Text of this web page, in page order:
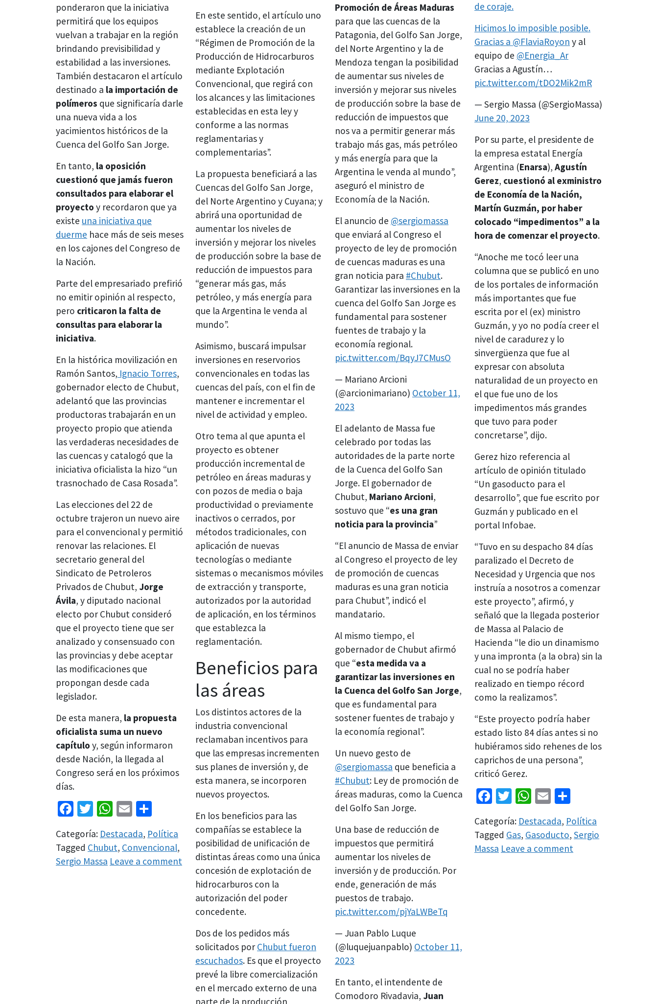
ponderaron que la iniciativa
permitirá que los equipos
vuelvan a trabajar en la región
brindando previsibilidad y
estabilidad a las inversiones.
También destacaron el artículo
destinado a la importación de
polímeros que significaría darle
una nueva vida a los
yacimientos históricos de la
Cuenca del Golfo San Jorge.
En tanto, la oposición
cuestionó que jamás fueron
consultados para elaborar el
proyecto y recordaron que ya
existe una iniciativa que
duerme hace más de seis meses
en los cajones del Congreso de
la Nación.
Parte del empresariado prefirió
no emitir opinión al respecto,
pero criticaron la falta de
consultas para elaborar la
iniciativa.
En la histórica movilización en
Ramón Santos, Ignacio Torres,
gobernador electo de Chubut,
adelantó que las provincias
productoras trabajarán en un
proyecto propio que atienda
las verdaderas necesidades de
las cuencas y catalogó que la
iniciativa oficialista la hizo “un
trasnochado de Casa Rosada”.
Las elecciones del 22 de
octubre trajeron un nuevo aire
para el convencional y permitió
renovar las relaciones. El
secretario general del
Sindicato de Petroleros
Privados de Chubut, Jorge
Ávila, y diputado nacional
electo por Chubut consideró
que el proyecto tiene que ser
analizado y consensuado con
las provincias y debe aceptar
las modificaciones que
propongan desde cada
legislador.
De esta manera, la propuesta
oficialista suma un nuevo
capítulo y, según informaron
desde Nación, la llegada al
Congreso será en los próximos
días.
Facebook
Twitter
WhatsApp
Email
Categoría: Destacada, Política
Tagged Chubut, Convencional,
Sergio Massa Leave a comment
En este sentido, el artículo uno
establece la creación de un
“Régimen de Promoción de la
Producción de Hidrocarburos
mediante Explotación
Convencional, que regirá con
los alcances y las limitaciones
establecidas en esta ley y
conforme a las normas
reglamentarias y
complementarias”.
La propuesta beneficiará a las
Cuencas del Golfo San Jorge,
del Norte Argentino y Cuyana; y
abrirá una oportunidad de
aumentar los niveles de
inversión y mejorar los niveles
de producción sobre la base de
reducción de impuestos para
“generar más gas, más
petróleo, y más energía para
que la Argentina le venda al
mundo”.
Asimismo, buscará impulsar
inversiones en reservorios
convencionales en todas las
cuencas del país, con el fin de
mantener e incrementar el
nivel de actividad y empleo.
Otro tema al que apunta el
proyecto es obtener
producción incremental de
petróleo en áreas maduras y
con pozos de media o baja
productividad o previamente
inactivos o cerrados, por
métodos tradicionales, con
aplicación de nuevas
tecnologías o mediante
sistemas o mecanismos móviles
de extracción y transporte,
autorizados por la autoridad
de aplicación, en los términos
que establezca la
reglamentación.
Beneficios para
las áreas
Los distintos actores de la
industria convencional
reclamaban incentivos para
que las empresas incrementen
sus planes de inversión y, de
esta manera, se incorporen
nuevos proyectos.
En los beneficios para las
compañías se establece la
posibilidad de unificación de
distintas áreas como una única
concesión de explotación de
hidrocarburos con la
autorización del poder
concedente.
Dos de los pedidos más
solicitados por Chubut fueron
escuchados. Es que el proyecto
prevé la libre comercialización
en el mercado externo de una
parte de la producción
Promoción de Áreas Maduras
para que las cuencas de la
Patagonia, del Golfo San Jorge,
del Norte Argentino y la de
Mendoza tengan la posibilidad
de aumentar sus niveles de
inversión y mejorar sus niveles
de producción sobre la base de
reducción de impuestos que
nos va a permitir generar más
trabajo más gas, más petróleo
y más energía para que la
Argentina le venda al mundo”,
aseguró el ministro de
Economía de la Nación.
El anuncio de @sergiomassa
que enviará al Congreso el
proyecto de ley de promoción
de cuencas maduras es una
gran noticia para #Chubut.
Garantizar las inversiones en la
cuenca del Golfo San Jorge es
fundamental para sostener
fuentes de trabajo y la
economía regional.
pic.twitter.com/BqyJ7CMusO
— Mariano Arcioni
(@arcionimariano) October 11,
2023
El adelanto de Massa fue
celebrado por todas las
autoridades de la parte norte
de la Cuenca del Golfo San
Jorge. El gobernador de
Chubut, Mariano Arcioni,
sostuvo que “es una gran
noticia para la provincia”
“El anuncio de Massa de enviar
al Congreso el proyecto de ley
de promoción de cuencas
maduras es una gran noticia
para Chubut”, indicó el
mandatario.
Al mismo tiempo, el
gobernador de Chubut afirmó
que “esta medida va a
garantizar las inversiones en
la Cuenca del Golfo San Jorge,
que es fundamental para
sostener fuentes de trabajo y
la economía regional”.
Un nuevo gesto de
@sergiomassa que beneficia a
#Chubut: Ley de promoción de
áreas maduras, como la Cuenca
del Golfo San Jorge.
Una base de reducción de
impuestos que permitirá
aumentar los niveles de
inversión y de producción. Por
ende, generación de más
puestos de trabajo.
pic.twitter.com/pjYaLWBeTq
— Juan Pablo Luque
(@luquejuanpablo) October 11,
2023
En tanto, el intendente de
Comodoro Rivadavia, Juan
de coraje.
Hicimos lo imposible posible.
Gracias a @FlaviaRoyon y al
equipo de @Energia_Ar
Gracias a Agustín…
pic.twitter.com/tDO2Mik2mR
— Sergio Massa (@SergioMassa)
June 20, 2023
Por su parte, el presidente de
la empresa estatal Energía
Argentina (Enarsa), Agustín
Gerez, cuestionó al exministro
de Economía de la Nación,
Martín Guzmán, por haber
colocado “impedimentos” a la
hora de comenzar el proyecto.
“Anoche me tocó leer una
columna que se publicó en uno
de los portales de información
más importantes que fue
escrita por el (ex) ministro
Guzmán, y yo no podía creer el
nivel de caradurez y lo
sinvergüenza que fue al
expresar con absoluta
naturalidad de un proyecto en
el que fue uno de los
impedimentos más grandes
que tuvo para poder
concretarse”, dijo.
Gerez hizo referencia al
artículo de opinión titulado
“Un gasoducto para el
desarrollo”, que fue escrito por
Guzmán y publicado en el
portal Infobae.
“Tuvo en su despacho 84 días
paralizado el Decreto de
Necesidad y Urgencia que nos
instruía a nosotros a comenzar
este proyecto”, afirmó, y
señaló que la llegada posterior
de Massa al Palacio de
Hacienda “le dio un dinamismo
y una impronta (a la obra) sin la
cual no se podría haber
realizado en tiempo récord
como la realizamos”.
“Este proyecto podría haber
estado listo 84 días antes si no
hubiéramos sido rehenes de los
caprichos de una persona”,
criticó Gerez.
Facebook
Twitter
WhatsApp
Email
Categoría: Destacada, Política
Tagged Gas, Gasoducto, Sergio
Massa Leave a comment